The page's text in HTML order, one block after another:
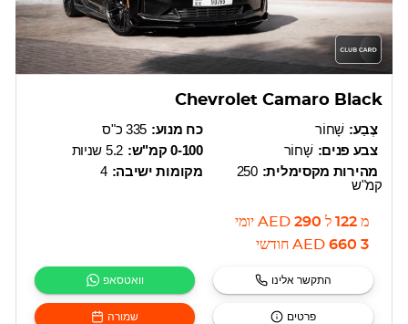
Chevrolet Camaro Black
כח מנוע: 335 כ"ס
0-100 קמ"ש:
5.2 שניות
מקומות ישיבה: 4
צֶבַע: שָׁחוֹר
צבע פנים: שָׁחוֹר
מהירות מקסימלית: 250
קמ"ש
מ 122 ל 290
AED יומי
3 660
AED חודשי
וואטסאפ התקשר אלינו
שמורה פרטים